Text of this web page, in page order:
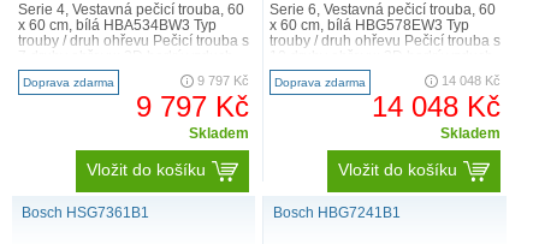
Serie 4, Vestavná pečicí trouba, 60
x 60 cm, bílá HBA534BW3 Typ
trouby / druh ohřevu Pečicí trouba s
horní/spo..
Doprava zdarma 9 797 Kč
9 797 Kč
Skladem
Vložit do košíku
Serie 6, Vestavná pečicí trouba, 60
x 60 cm, bílá HBG578EW3 Typ
trouby / druh ohřevu Pečicí trouba s
horní/sp..
Doprava zdarma 14 048 Kč
14 048 Kč
Skladem
Vložit do košíku
Bosch HSG7361B1 Bosch HBG7241B1